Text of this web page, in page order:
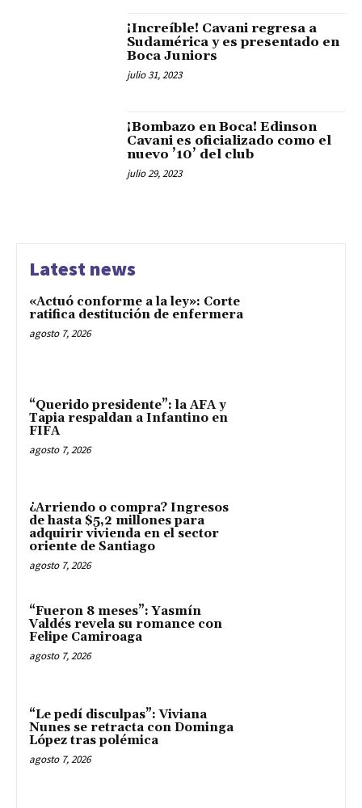
¡Increíble! Cavani regresa a
Sudamérica y es presentado en
Boca Juniors
julio 31, 2023
¡Bombazo en Boca! Edinson
Cavani es oficializado como el
nuevo ’10’ del club
julio 29, 2023
Latest news
«Actuó conforme a la ley»: Corte
ratifica destitución de enfermera
agosto 7, 2026
“Querido presidente”: la AFA y
Tapia respaldan a Infantino en
FIFA
agosto 7, 2026
¿Arriendo o compra? Ingresos
de hasta $5,2 millones para
adquirir vivienda en el sector
oriente de Santiago
agosto 7, 2026
“Fueron 8 meses”: Yasmín
Valdés revela su romance con
Felipe Camiroaga
agosto 7, 2026
“Le pedí disculpas”: Viviana
Nunes se retracta con Dominga
López tras polémica
agosto 7, 2026